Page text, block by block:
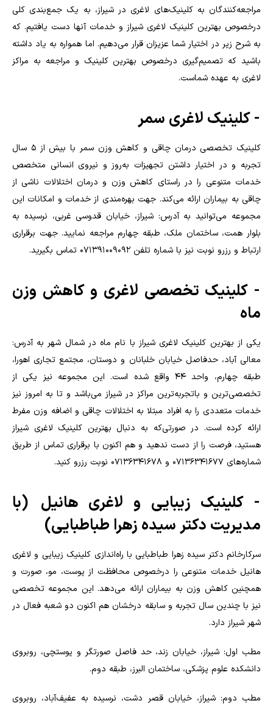
مراجعه‌کنندگان به کلینیک‌های لاغری در شیراز، به یک جمع‌بندی کلی
درخصوص بهترین کلینیک لاغری شیراز و خدمات آنها دست یافتیم. که
به شرح زیر در اختیار شما عزیزان قرار می‌دهیم. اما همواره به یاد داشته
باشید که تصمیم‌گیری درخصوص بهترین کلینیک و مراجعه به مراکز
لاغری به عهده شماست.
- کلینیک لاغری سمر
کلینیک تخصصی درمان چاقی و کاهش وزن سمر با بیش از 5 سال
تجربه و در اختیار داشتن تجهیزات به‌روز و نیروی انسانی متخصص
خدمات متنوعی را در راستای کاهش وزن و درمان اختلالات ناشی از
چاقی به بیماران ارائه می‌کند. جهت بهره‌مندی از خدمات و امکانات این
مجموعه می‌توانید به آدرس: شیراز، خیابان قدوسی غربی، نرسیده به
بلوار همت، ساختمان ملک، طبقه چهارم مراجعه نمایید. جهت برقراری
ارتباط و رزرو نوبت نیز با شماره تلفن 071391009092 تماس بگیرید.
- کلینیک تخصصی لاغری و کاهش وزن
ماه
یکی از بهترین کلینیک لاغری شیراز با نام ماه در شمال شهر به آدرس:
معالی آباد، حدفاصل خیابان خلبانان و دوستان، مجتمع تجاری اهورا،
طبقه چهارم، واحد 44 واقع شده است. این مجموعه نیز یکی از
تخصصی‌ترین و باتجربه‌ترین مراکز در شیراز می‌باشد و تا به امروز نیز
خدمات متعددی را به افراد مبتلا به اختلالات چاقی و اضافه وزن مفرط
ارائه کرده است. در صورتی‌که به دنبال بهترین کلینیک لاغری شیراز
هستید، فرصت را از دست ندهید و هم اکنون با برقراری تماس از طریق
شماره‌های 07136341677 و 07136341678 نوبت رزرو کنید.
- کلینیک زیبایی و لاغری هانیل (با
مدیریت دکتر سیده زهرا طباطبایی)
سرکارخانم دکتر سیده زهرا طباطبایی با راه‌اندازی کلینیک زیبایی و لاغری
هانیل خدمات متنوعی را درخصوص محافظت از پوست، مو، صورت و
همچنین کاهش وزن به بیماران ارائه می‌دهد. این مجموعه تخصصی
نیز با چندین سال تجربه و سابقه درخشان هم اکنون دو شعبه فعال در
شهر شیراز دارد.
مطب اول: شیراز، خیابان زند، حد فاصل صورتگر و پوستچی، روبروی
دانشکده علوم پزشکی، ساختمان البرز، طبقه دوم.
مطب دوم: شیراز، خیابان قصر دشت، نرسیده به عفیف‌آباد، روبروی